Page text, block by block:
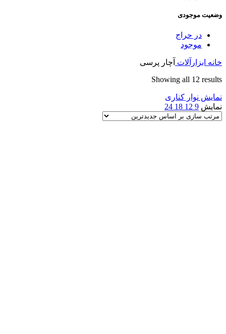
وضعیت موجودی
در حراج
موجود
خانه ابزارآلات آچار پرسی
Showing all 12 results
نمایش نوار کناری
نمایش 9
12
18
24